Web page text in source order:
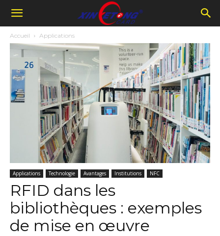
Accueil Applications
Applications Technologie Avantages Institutions NFC
RFID dans les
bibliothèques : exemples
de mise en œuvre